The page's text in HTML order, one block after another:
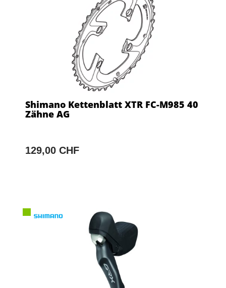
Shimano Kettenblatt XTR FC-M985 40
Zähne AG
129,00 CHF